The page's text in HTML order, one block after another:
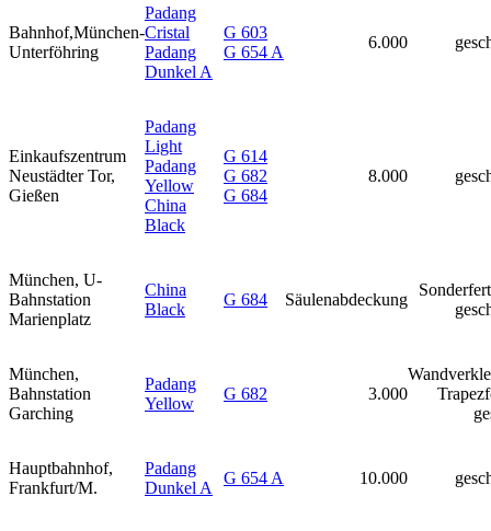
Bahnhof,München-
Unterföhring
Padang
Cristal
Padang
Dunkel A
G 603
G 654 A
6.000
Einkaufszentrum
Neustädter Tor,
Gießen
Padang
Light
Padang
Yellow
China
Black
G 614
G 682
G 684
8.000
München, U-
Bahnstation
Marienplatz
China
Black
G 684 Säulenabdeckung
München,
Bahnstation
Garching
Padang
Yellow
G 682 3.000
Hauptbahnhof,
Frankfurt/M.
Padang
Dunkel A
G 654 A 10.000